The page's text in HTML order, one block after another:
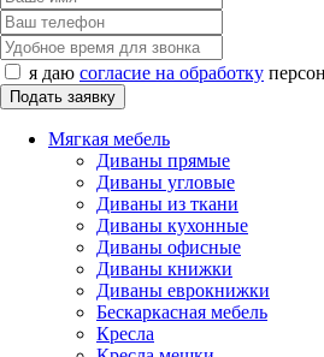
я даю согласие на обработку
Мягкая мебель
Диваны прямые
Диваны угловые
Диваны из ткани
Диваны кухонные
Диваны офисные
Диваны книжки
Диваны еврокнижки
Бескаркасная мебель
Кресла